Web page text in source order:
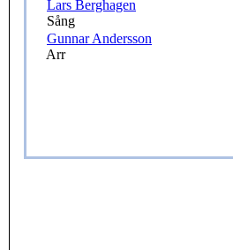
Lars Berghagen
Sång
Gunnar Andersson
Arr